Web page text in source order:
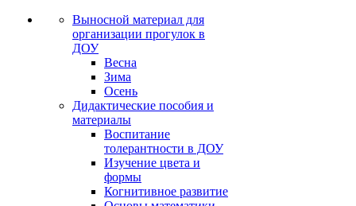
Выносной материал для
организации прогулок в
ДОУ
Весна
Зима
Осень
Дидактические пособия и
материалы
Воспитание
толерантности в ДОУ
Изучение цвета и
формы
Когнитивное развитие